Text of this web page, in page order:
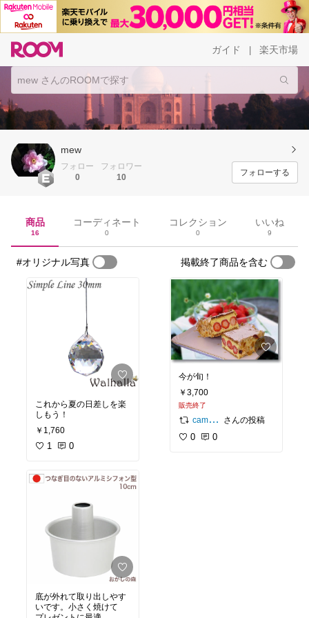
ガイド 楽天市場
mew
フォロー
0
フォロワー
10
フォローする
商品
16
コーディネート
0
コレクション
0
いいね
9
#オリジナル写真 掲載終了商品を含む
これから夏の日差しを楽
しもう！
￥1,760
1 0
底が外れて取り出しやす
いです。小さく焼けて
今が旬！
￥3,700
販売終了
camelove/mon style. さんの投稿
0 0